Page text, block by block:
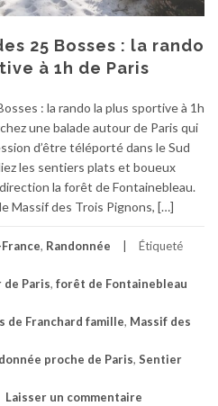
25 Bosses : la rando
à 1h de Paris
: la rando la plus sportive à 1h
une balade autour de Paris qui
d’être téléporté dans le Sud
les sentiers plats et boueux
la forêt de Fontainebleau.
Massif des Trois Pignons, […]
, Randonnée Étiqueté
de Paris, forêt de Fontainebleau
de Franchard famille, Massif des
proche de Paris, Sentier
Laisser un commentaire